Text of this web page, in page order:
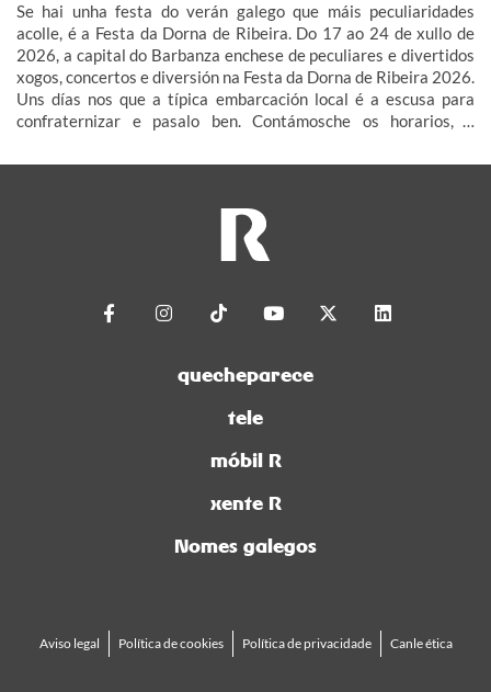
Se hai unha festa do verán galego que máis peculiaridades
acolle, é a Festa da Dorna de Ribeira. Do 17 ao 24 de xullo de
2026, a capital do Barbanza enchese de peculiares e divertidos
xogos, concertos e diversión na Festa da Dorna de Ribeira 2026.
Uns días nos que a típica embarcación local é a escusa para
confraternizar e pasalo ben. Contámosche os horarios, o
quecheparece
tele
móbil R
xente R
Nomes galegos
Aviso legal Política de cookies Política de privacidade Canle ética